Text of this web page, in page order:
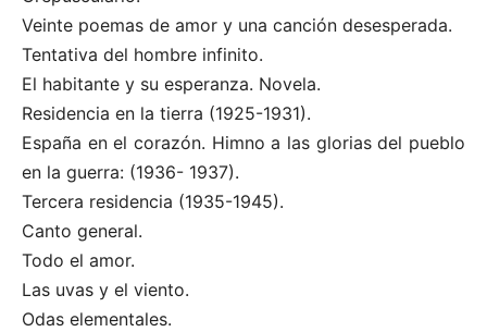
Veinte poemas de amor y una canción desesperada.
Tentativa del hombre infinito.
El habitante y su esperanza. Novela.
Residencia en la tierra (1925-1931).
España en el corazón. Himno a las glorias del pueblo
en la guerra: (1936- 1937).
Tercera residencia (1935-1945).
Canto general.
Todo el amor.
Las uvas y el viento.
Odas elementales.